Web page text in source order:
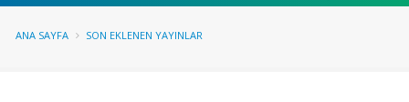
ANA SAYFA SON EKLENEN YAYINLAR